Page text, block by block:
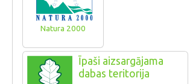
Natura 2000
Īpaši aizsargājama
dabas teritorija